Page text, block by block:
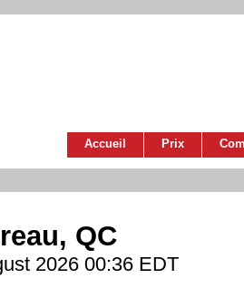
Accueil Prix
QC
2026 00:36 EDT